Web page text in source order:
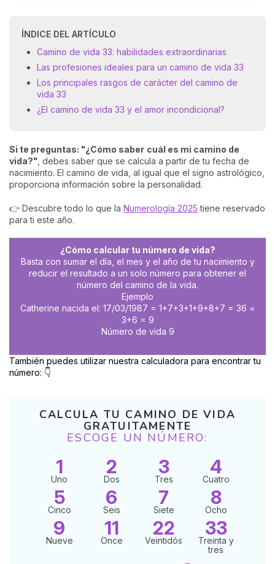
ÍNDICE DEL ARTÍCULO
Camino de vida 33: habilidades extraordinarias
Las profesiones ideales para un camino de vida 33
Los principales rasgos de carácter del camino de
vida 33
¿El camino de vida 33 y el amor incondicional?
Si te preguntas: "¿Cómo saber cuál es mi camino de
vida?" , debes saber que se calcula a partir de tu fecha de
nacimiento. El camino de vida, al igual que el signo astrológico,
proporciona información sobre la personalidad.
👉 Descubre todo lo que la Numerología 2025 tiene reservado
para ti este año.
¿Cómo calcular tu número de vida?
Basta con sumar el día, el mes y el año de tu nacimiento y
reducir el resultado a un solo número para obtener el
número del camino de la vida.
Ejemplo
Catherine nacida el: 17/03/1987 = 1+7+3+1+9+8+7 = 36 =
3+6 = 9
Número de vida 9
También puedes utilizar nuestra calculadora para encontrar tu
número: 👇
CALCULA TU CAMINO DE VIDA
GRATUITAMENTE
ESCOGE UN NÚMERO:
1
Uno
2
Dos
3
Tres
4
Cuatro
5
Cinco
6
Seis
7
Siete
8
Ocho
9
Nueve
11
Once
22
Veintidós
33
Treinta y
tres